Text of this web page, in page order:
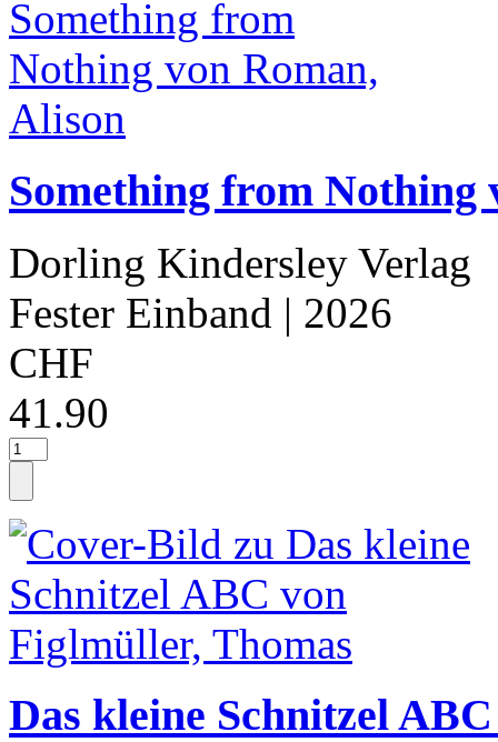
Something from Nothing
Dorling Kindersley Verlag
Fester Einband | 2026
CHF
41.90
Das kleine Schnitzel